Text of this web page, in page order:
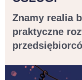
Znamy realia
praktyczne